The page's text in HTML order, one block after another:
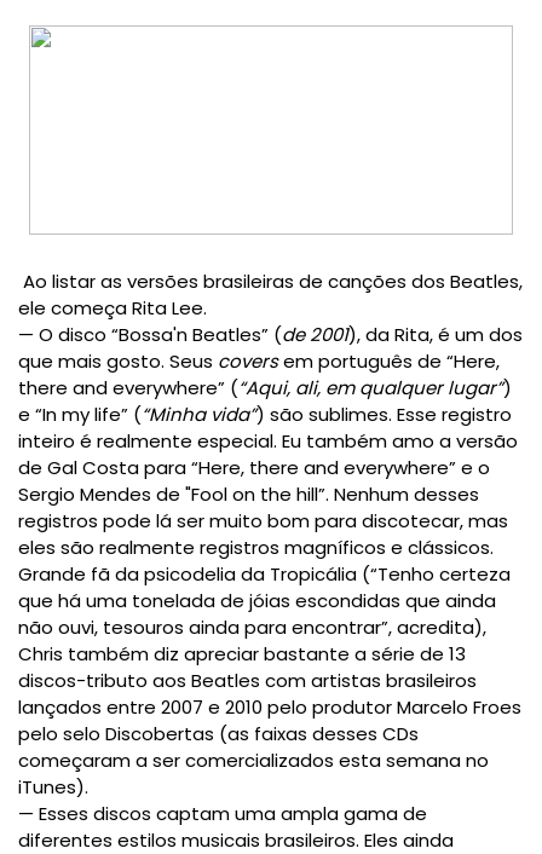
Ao listar as versões brasileiras de canções dos Beatles,
ele começa Rita Lee.
— O disco “Bossa'n Beatles” (de 2001), da Rita, é um dos
que mais gosto. Seus coversem português de “Here,
there and everywhere” (“Aqui, ali, em qualquer lugar”)
e “In my life” (“Minha vida”) são sublimes. Esse registro
inteiro é realmente especial. Eu também amo a versão
de Gal Costa para “Here, there and everywhere” e o
Sergio Mendes de "Fool on the hill”. Nenhum desses
registros pode lá ser muito bom para discotecar, mas
eles são realmente registros magníficos e clássicos.
Grande fã da psicodelia da Tropicália (“Tenho certeza
que há uma tonelada de jóias escondidas que ainda
não ouvi, tesouros ainda para encontrar”, acredita),
Chris também diz apreciar bastante a série de 13
discos-tributo aos Beatles com artistas brasileiros
lançados entre 2007 e 2010 pelo produtor Marcelo Froes
pelo selo Discobertas (as faixas desses CDs
começaram a ser comercializados esta semana no
iTunes).
— Esses discos captam uma ampla gama de
diferentes estilos musicais brasileiros. Eles ainda